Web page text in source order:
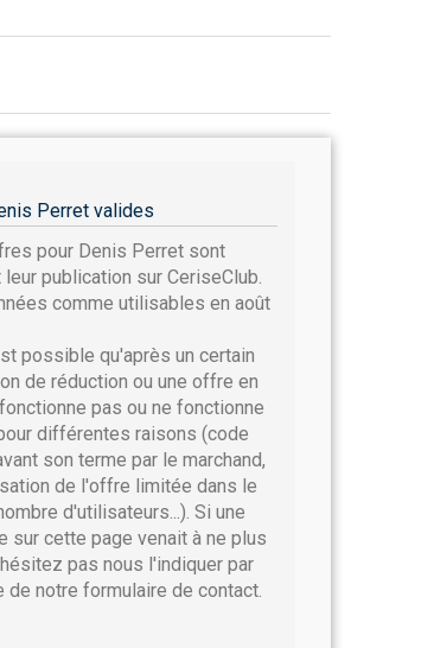
Perret valides
pour Denis Perret sont
publication sur CeriseClub.
comme utilisables en août
possible qu'après un certain
de réduction ou une offre en
pas ou ne fonctionne
différentes raisons (code
son terme par le marchand,
de l'offre limitée dans le
d'utilisateurs...). Si une
sur cette page venait à ne plus
pas nous l'indiquer par
de notre formulaire de contact.